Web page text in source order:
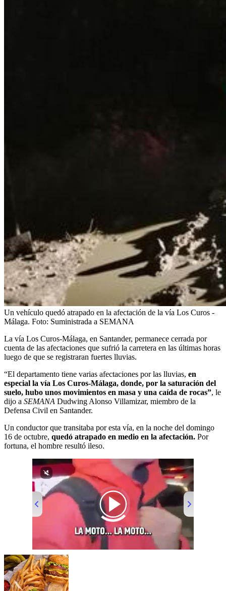
Un vehículo quedó atrapado en la afectación de la vía Los Curos -
Málaga. Foto: Suministrada a SEMANA
La vía Los Curos-Málaga, en Santander, permanece cerrada por
cuenta de las afectaciones que sufrió la carretera en las últimas horas
luego de que se registraran fuertes lluvias.
“El departamento tiene varias afectaciones por las lluvias, en
especial la vía Los Curos-Málaga, donde, por la saturación del
suelo, hubo unos movimientos en masa y una caída de rocas”, le
dijo a SEMANA Dudwing Alonso Villamizar, miembro de la
Defensa Civil en Santander.
Un conductor que transitaba por esta vía, en la noche del domingo
16 de octubre, quedó atrapado en medio en la afectación. Por
fortuna, el hombre resultó ileso.
01:10